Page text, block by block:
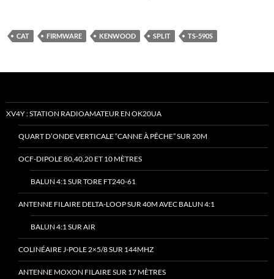
CAT FIRMWARE KENWOOD SPLIT TS-590S
XV4Y : STATION RADIOAMATEUR EN OK20UA
QUART D’ONDE VERTICALE “CANNE À PÊCHE” SUR 20M
OCF-DIPOLE 80,40,20 ET 10 MÈTRES
BALUN 4:1 SUR TORE FT240-61
ANTENNE FILAIRE DELTA-LOOP SUR 40M AVEC BALUN 4:1
BALUN 4:1 SUR AIR
COLINÉAIRE J-POLE 2×5/8 SUR 144MHZ
ANTENNE MOXON FILAIRE SUR 17 MÈTRES